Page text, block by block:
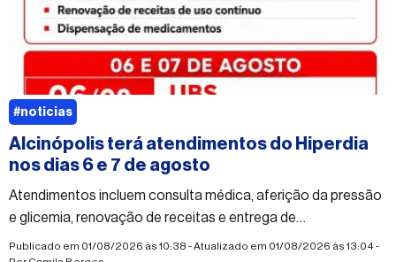
Alcinópolis terá atendimentos do Hiperdia
nos dias 6 e 7 de agosto
Atendimentos incluem consulta médica, aferição da pressão
e glicemia, renovação de receitas e entrega de
medicamentos.
Publicado em 01/08/2026 às 10:38 - Atualizado em 01/08/2026 às 13:04 -
#noticias